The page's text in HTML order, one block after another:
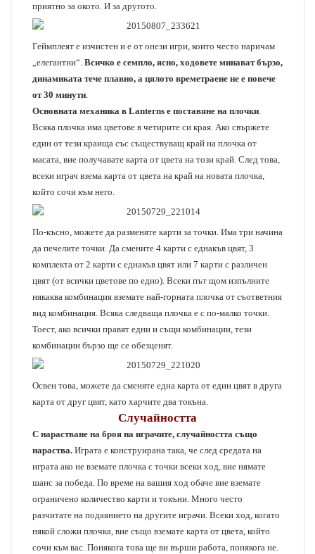
приятно за окото. И за другото.
Геймплеят е изчистен и е от онези игри, които често наричам
„елегантни“. Всичко е семпло, ясно, ходовете минават бързо,
динамиката тече плавно, а цялото времетраене не е повече
от 30 минути.
Основната механика в Lanterns е поставяне на плочки.
Всяка плочка има цветове в четирите си края. Ако свържете
един от тези краища със съществуващ край на плочка от
масата, вие получавате карта от цвета на този край. След това,
всеки играч взема карта от цвета на край на новата плочка,
който сочи към него.
По-късно, можете да разменяте карти за точки. Има три начина
да печелите точки. Да смените 4 карти с еднакъв цвят, 3
комплекта от 2 карти с еднакъв цвят или 7 карти с различен
цвят (от всички цветове по едно). Всеки път щом изпълните
някаква комбинация вземате най-горната плочка от съответния
вид комбинация. Всяка следваща плочка е с по-малко точки.
Тоест, ако всички правят едни и същи комбинации, тези
комбинации бързо ще се обезценят.
Освен това, можете да сменяте една карта от един цвят в друга
карта от друг цвят, като харчите два токъна.
Случайността
С нарастване на броя на играчите, случайността също
нараства. Играта е конструирана така, че след средата на
играта ако не вземате плочка с точки всеки ход, вие нямате
шанс за победа. По време на вашия ход обаче вие вземате
ограничено количество карти и токъни. Много често
разчитате на подаянието на другите играчи. Всеки ход, когато
някой сложи плочка, вие също вземате карта от цвета, който
сочи към вас. Понякога това ще ви върши работа, понякога не.